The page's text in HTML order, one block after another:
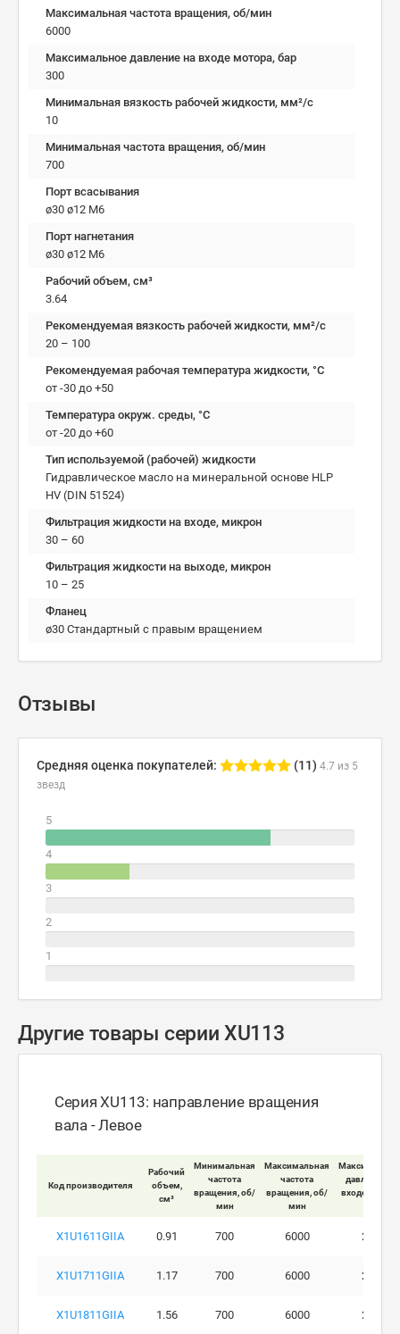
Максимальная частота вращения, об/мин
6000
Максимальное давление на входе мотора, бар
300
Минимальная вязкость рабочей жидкости, мм²/c
10
Минимальная частота вращения, об/мин
700
Порт всасывания
ø30 ø12 M6
Порт нагнетания
ø30 ø12 M6
Рабочий объем, см³
3.64
Рекомендуемая вязкость рабочей жидкости, мм²/с
20 – 100
Рекомендуемая рабочая температура жидкости, °C
от -30 до +50
Температура окруж. среды, °C
от -20 до +60
Тип используемой (рабочей) жидкости
Гидравлическое масло на минеральной основе HLP
HV (DIN 51524)
Фильтрация жидкости на входе, микрон
30 – 60
Фильтрация жидкости на выходе, микрон
10 – 25
Фланец
ø30 Cтандартный с правым вращением
Отзывы
Средняя оценка покупателей: (11) 4.7 из 5
звезд
5
4
3
2
1
Другие товары серии XU113
Серия XU113: направление вращения
вала - Левое
Код производителя
Рабочий
объем,
см³
Минимальная
частота
вращения, об/
мин
Максимальная
частота
вращения, об/
мин
давление на
входе
X1U1611GIIA 0.91 700 6000 280
X1U1711GIIA 1.17 700 6000 290
X1U1811GIIA 1.56 700 6000 290